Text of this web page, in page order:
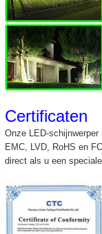
Certificaten
Onze LED-
EMC, LVD, RoHS en
direct als u een